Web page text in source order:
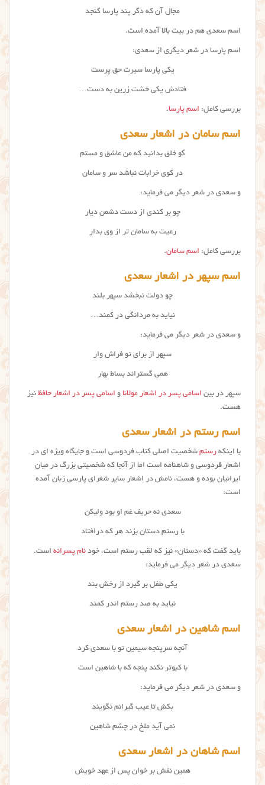
مجال آن که دگر پند پارسا گنجد
اسم سعدی هم در بیت بالا آمده است.
اسم پارسا در شعر دیگری از سعدی:
یکی پارسا سیرت حق پرست
فتادش یکی خشت زرین به دست…
بررسی کامل: اسم پارسا.
اسم سامان در اشعار سعدی
گو خلق بدانید که من عاشق و مستم
در کوی خرابات نباشد سر و سامان
و سعدی در شعر دیگر می فرماید:
چو بر کندی از دست دشمن دیار
رعیت به سامان تر از وی بدار
بررسی کامل: اسم سامان.
اسم سپهر در اشعار سعدی
چو دولت نبخشد سپهر بلند
نیاید به مردانگی در کمند…
و سعدی در شعر دیگر می فرماید:
سپهر از برای تو فراش وار
همی گستراند بساط بهار
سپهر در بین اسامی پسر در اشعار مولانا و اسامی پسر در اشعار حافظ نیز
هست.
اسم رستم در اشعار سعدی
با اینکه رستم شخصیت اصلی کتاب فردوسی است و جایگاه ویژه ای در
اشعار فردوسی و شاهنامه است اما از آنجا که شخصیتی بزرگ در میان
ایرانیان بوده و هست، نامش در اشعار سایر شعرای پارسی زبان آمده
است:
سعدی نه حریف غم او بود ولیکن
با رستم دستان بزند هر که درافتاد
باید گفت که «دستان» نیز که لقب رستم است، خود نام پسرانه است.
سعدی در شعر دیگر می فرماید:
یکی طفل بر گیرد از رخش بند
نیاید به صد رستم اندر کمند
اسم شاهین در اشعار سعدی
آنچه سرپنجه سیمین تو با سعدی کرد
با کبوتر نکند پنجه که با شاهین است
و سعدی در شعر دیگر می فرماید:
بکش تا عیب گیرانم نگویند
نمی آید ملخ در چشم شاهین
اسم شاهان در اشعار سعدی
همین نقش بر خوان پس از عهد خویش